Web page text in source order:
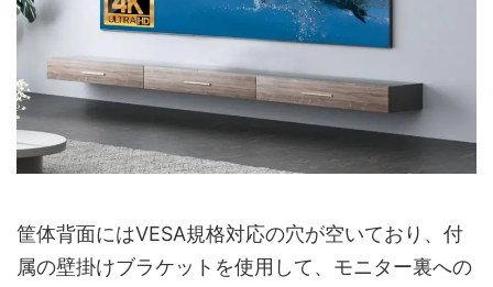
筐体背面にはVESA規格対応の穴が空いており、付
属の壁掛けブラケットを使用して、モニター裏への